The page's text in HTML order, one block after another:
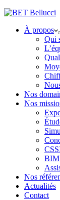
À propos
Qui
Nos
Nos
BIM
Nos
Actualités
Contact